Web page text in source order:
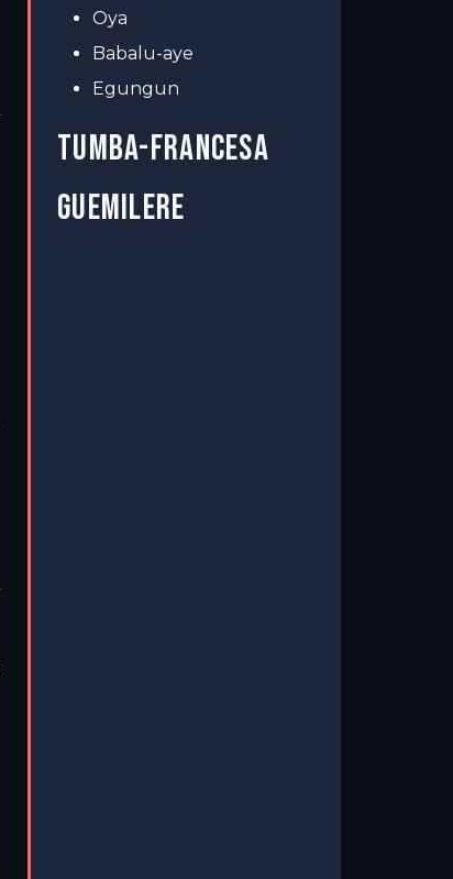
Oya
Babalu-aye
Egungun
TUMBA-FRANCESA
GUEMILERE